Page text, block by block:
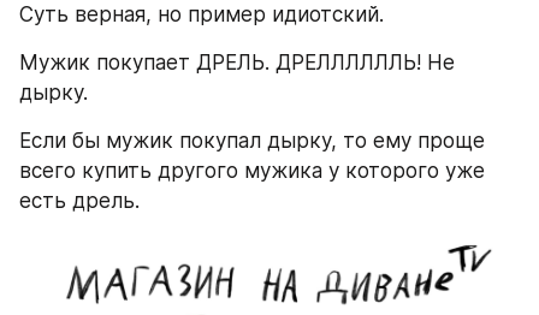
Суть верная, но пример идиотский.
Мужик покупает ДРЕЛЬ. ДРЕЛЛЛЛЛЛЬ! Не
дырку.
Если бы мужик покупал дырку, то ему проще
всего купить другого мужика у которого уже
есть дрель.